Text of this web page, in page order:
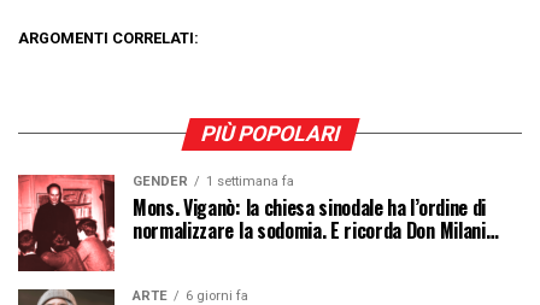
ARGOMENTI CORRELATI:
PIÙ POPOLARI
GENDER 1 settimana fa
Mons. Viganò: la chiesa sinodale ha l’ordine di
normalizzare la sodomia. E ricorda Don Milani…
ARTE 6 giorni fa